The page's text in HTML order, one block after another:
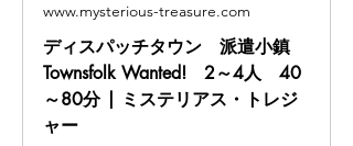
www.mysterious-treasure.com
ディスパッチタウン 派遣小鎮
Townsfolk Wanted! 2～4人 40
～80分 | ミステリアス・トレジ
ャー